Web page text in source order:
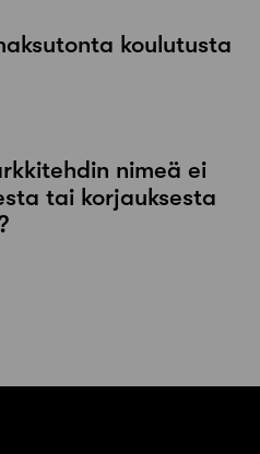
koulutusta
nimeä ei
tai korjauksesta